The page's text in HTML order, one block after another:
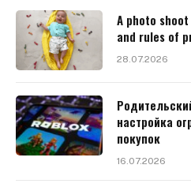
A photo
and rules of
28.07.2026
настройка
покупок
16.07.2026